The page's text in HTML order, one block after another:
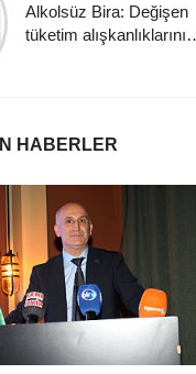
Alkolsüz Bira: Değişen
tüketim alışkanlıklarının
HABERLER